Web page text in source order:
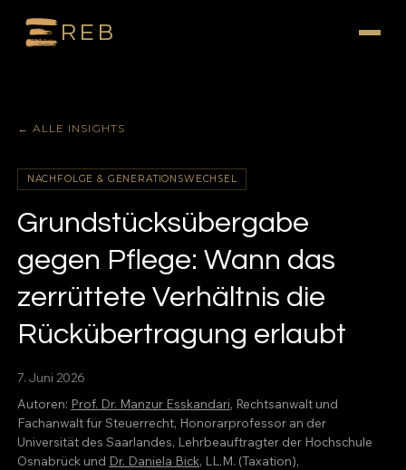
REB
← ALLE INSIGHTS
NACHFOLGE & GENERATIONSWECHSEL
Grundstücksübergabe
gegen Pflege: Wann das
zerrüttete Verhältnis die
Rückübertragung erlaubt
7. Juni 2026
Autoren: Prof. Dr. Manzur Esskandari, Rechtsanwalt und
Fachanwalt für Steuerrecht, Honorarprofessor an der
Universität des Saarlandes, Lehrbeauftragter der Hochschule
Osnabrück und Dr. Daniela Bick, LL.M. (Taxation),